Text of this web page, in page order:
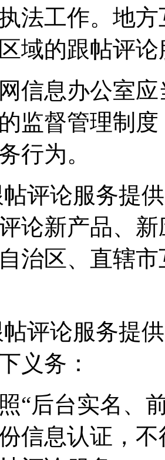
法工作。地
域的跟帖评
信息办公室
监督管理制
行为。
评论服务提
论新产品、
治区、直辖
评论服务提
义务：
照“后台实名、
信息认证，